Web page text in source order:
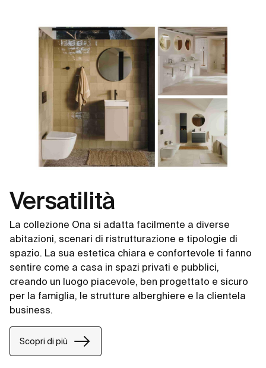
Versatilità
La collezione Ona si adatta facilmente a diverse
abitazioni, scenari di ristrutturazione e tipologie di
spazio. La sua estetica chiara e confortevole ti fanno
sentire come a casa in spazi privati e pubblici,
creando un luogo piacevole, ben progettato e sicuro
per la famiglia, le strutture alberghiere e la clientela
business.
Scopri di più